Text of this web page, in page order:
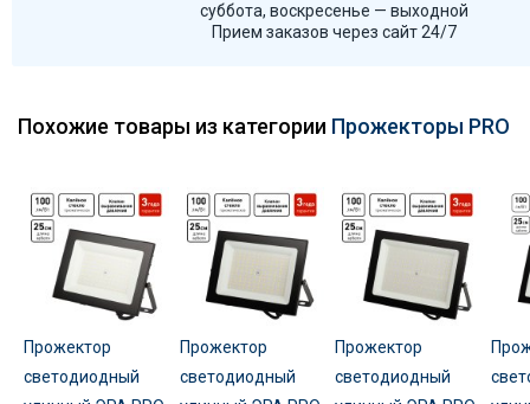
суббота, воскресенье — выходной
Прием заказов через сайт 24/7
Похожие товары из категории Прожекторы PRO
Прожектор
светодиодный
Прожектор
светодиодный
Прожектор
светодиодный